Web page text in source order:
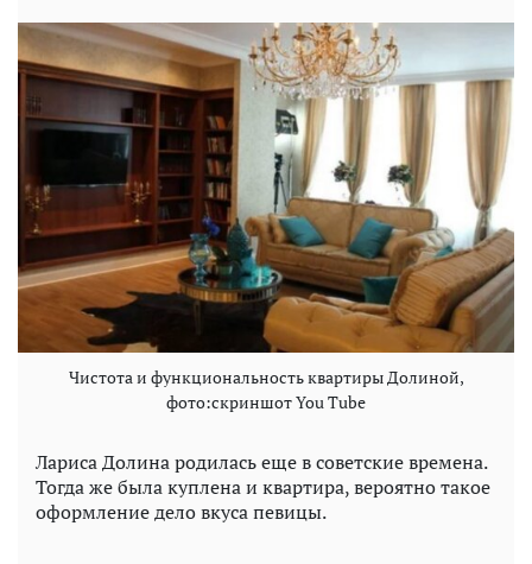
Чистота и функциональность квартиры Долиной,
фото:скриншот You Tube
Лариса Долина родилась еще в советские времена.
Тогда же была куплена и квартира, вероятно такое
оформление дело вкуса певицы.